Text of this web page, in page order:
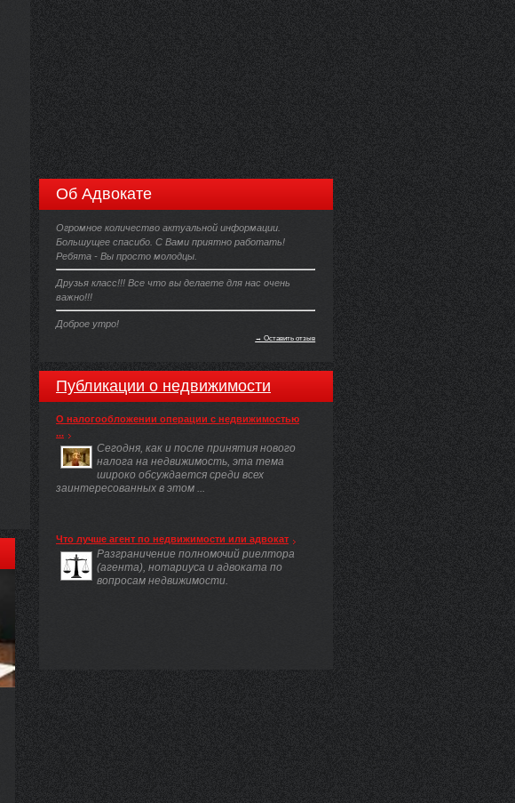
Об Адвокате
Огромное количество актуальной информации.
Большущее спасибо. С Вами приятно работать!
Ребята - Вы просто молодцы.
Друзья класс!!! Все что вы делаете для нас очень
важно!!!
Доброе утро!
→ Оставить отзыв
Публикации о недвижимости
О налогообложении операции с недвижимостью
...
Сегодня, как и после принятия нового
налога на недвижимость, эта тема
широко обсуждается среди всех
заинтересованных в этом ...
Что лучше агент по недвижимости или адвокат
Разграничение полномочий риелтора
(агента), нотариуса и адвоката по
вопросам недвижимости.